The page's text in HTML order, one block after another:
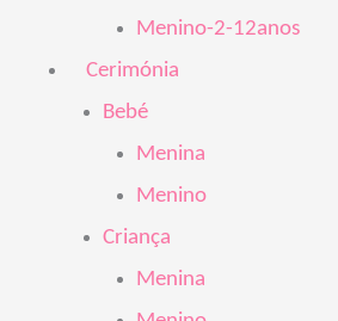
Menino-2-12anos
Cerimónia
Bebé
Menina
Menino
Criança
Menina